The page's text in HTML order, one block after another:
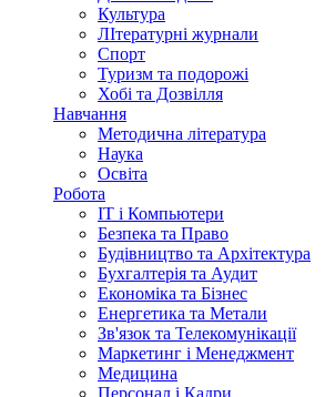
Культура
ЛІтературні журнали
Спорт
Туризм та подорожі
Хобі та Дозвілля
Навчання
Методична література
Наука
Освіта
Робота
IT і Компьютери
Безпека та Право
Будівництво та Архітектура
Бухгалтерія та Аудит
Економіка та Бізнес
Енергетика та Метали
Зв'язок та Телекомунікації
Маркетинг і Менеджмент
Медицина
Персонал і Кадри